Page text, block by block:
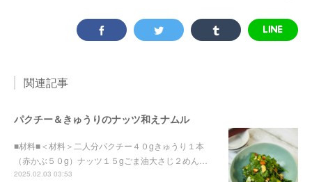
関連記事
パクチー＆きゅうりのナッツ和えナムル
■材料■＜材料＞二人分パクチー４０gきゅうり１本
（赤かぶ５０g）ナッツ１５gごま油大さじ２めん…
2025.02.03 03:53